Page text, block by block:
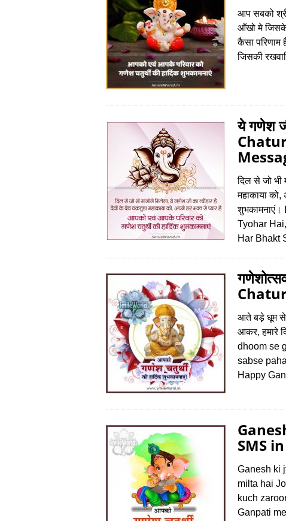
आप सबको
आँखो मे जिसके
कैसा परिणाम
जिसकी
ये गणेश
दिल से जो भी
महाकाया
Tyohar
Har Bhakt
आते बड़े धूम से
आकर, हमारे
dhoom se
sabse
Happy
SMS
Ganesh ki
milta hai
kuch
Ganpati